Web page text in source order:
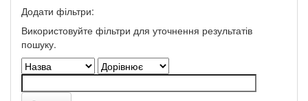
Додати фільтри:
Використовуйте фільтри для уточнення результатів
пошуку.